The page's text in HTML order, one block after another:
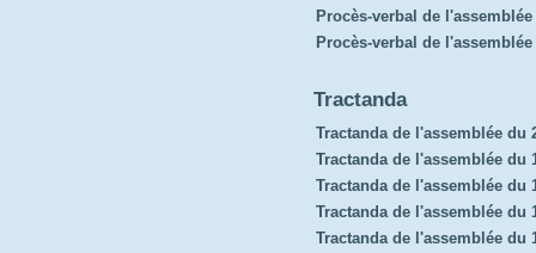
Procès-verbal de
Procès-verbal de
Tractanda
Tractanda de l'assemblée du
Tractanda de l'assemblée du
Tractanda de l'assemblée du
Tractanda de l'assemblée du
Tractanda de l'assemblée du